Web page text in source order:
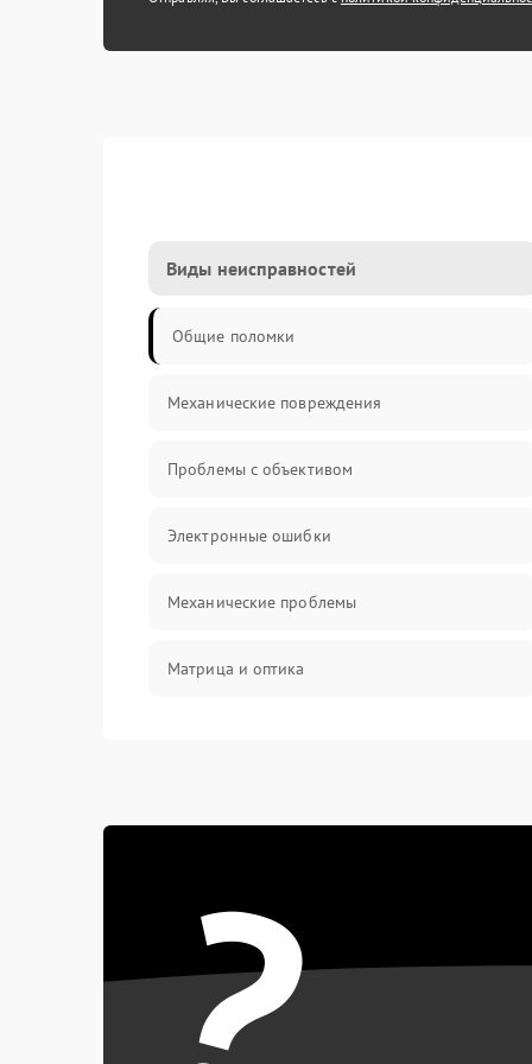
Виды неисправностей
Общие поломки
Механические повреждения
Проблемы с объективом
Электронные ошибки
Механические проблемы
Матрица и оптика
Программные сбои
Коммуникации и интерфейсы